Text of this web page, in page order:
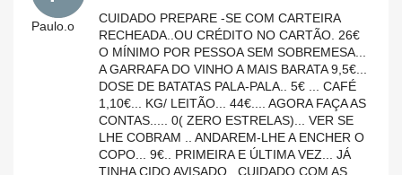
Paulo.o
CUIDADO PREPARE -SE COM CARTEIRA
RECHEADA..OU CRÉDITO NO CARTÃO. 26€
O MÍNIMO POR PESSOA SEM SOBREMESA...
A GARRAFA DO VINHO A MAIS BARATA 9,5€...
DOSE DE BATATAS PALA-PALA.. 5€ ... CAFÉ
1,10€... KG/ LEITÃO... 44€.... AGORA FAÇA AS
CONTAS..... 0( ZERO ESTRELAS)... VER SE
LHE COBRAM .. ANDAREM-LHE A ENCHER O
COPO... 9€.. PRIMEIRA E ÚLTIMA VEZ... JÁ
TINHA CIDO AVISADO.. CUIDADO COM AS